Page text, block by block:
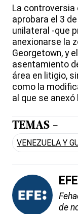
La controversia
aprobara el 3
unilateral -que
anexionarse la
Georgetown, y
asentamiento
área en litigio,
como la
al que se anexó
TEMAS -
VENEZUELA Y
EFE
de